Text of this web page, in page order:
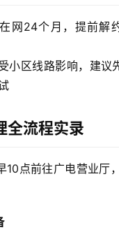
网24个月，提前解
小区线路影响，建议
全流程实录
10点前往广电营业厅